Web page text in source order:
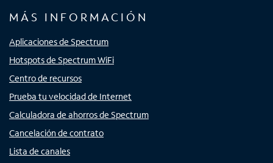
MÁS INFORMACIÓN
Aplicaciones de Spectrum
Hotspots de Spectrum WiFi
Centro de recursos
Prueba tu velocidad de Internet
Calculadora de ahorros de Spectrum
Cancelación de contrato
Lista de canales